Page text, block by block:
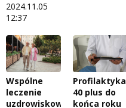
2024.11.05
12:37
Wspólne
leczenie
uzdrowiskowe
Profilaktyka
40 plus do
końca roku